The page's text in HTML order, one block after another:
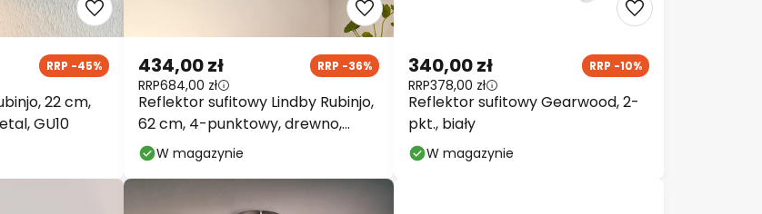
22 cm,
GU10
RRP -45%
Reflektor sufitowy Lindby Rubinjo,
62 cm, 4-punktowy, drewno,
GU10
434,00 zł RRP -36%
RRP684,00 zł
W magazynie
Reflektor sufitowy Gearwood, 2-
pkt., biały
340,00 zł RRP -10%
RRP378,00 zł
W magazynie